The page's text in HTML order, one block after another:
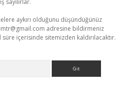
sayılırlar.
aykırı olduğunu düşündüğünüz
adresine bildirmeniz
içerisinde sitemizden kaldırılacaktır.